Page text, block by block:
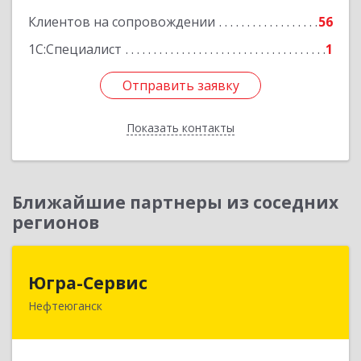
Клиентов на сопровождении
56
1С:Специалист
1
Отправить заявку
Показать контакты
Отправить заявку
Назад
Ближайшие партнеры из соседних
регионов
Югра-Сервис
Нефтеюганск
628303, Ханты-Мансийский Автономный округ